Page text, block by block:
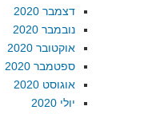
דצמבר 2020
נובמבר 2020
אוקטובר 2020
ספטמבר 2020
אוגוסט 2020
יולי 2020